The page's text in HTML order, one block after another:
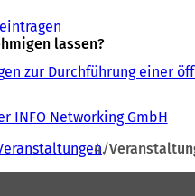
lassen?
zur Durchführung einer
INFO Networking GmbH